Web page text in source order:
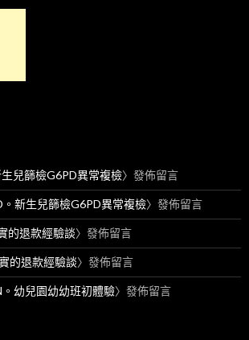
兒篩檢G6PD異常複檢〉發佈留言
。新生兒篩檢G6PD異常複檢〉發佈留言
的退款經驗談〉發佈留言
的退款經驗談〉發佈留言
幼兒園幼幼班初體驗〉發佈留言